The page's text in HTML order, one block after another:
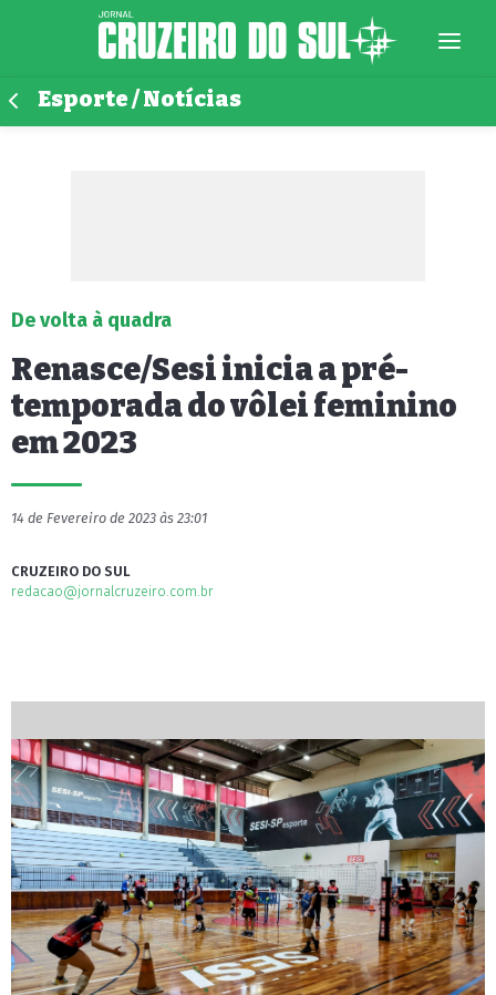
Esporte / Notícias
De volta à quadra
Renasce/Sesi inicia a pré-
temporada do vôlei feminino
em 2023
14 de Fevereiro de 2023 às 23:01
CRUZEIRO DO SUL
redacao@jornalcruzeiro.com.br